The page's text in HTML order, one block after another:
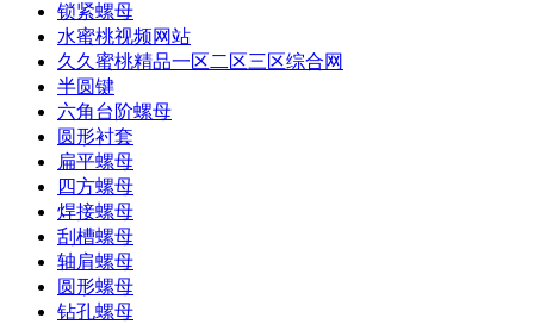
锁紧螺母
水蜜桃视频网站
久久蜜桃精品一区二区三区综合网
半圆键
六角台阶螺母
圆形衬套
扁平螺母
四方螺母
焊接螺母
刮槽螺母
轴肩螺母
圆形螺母
钻孔螺母